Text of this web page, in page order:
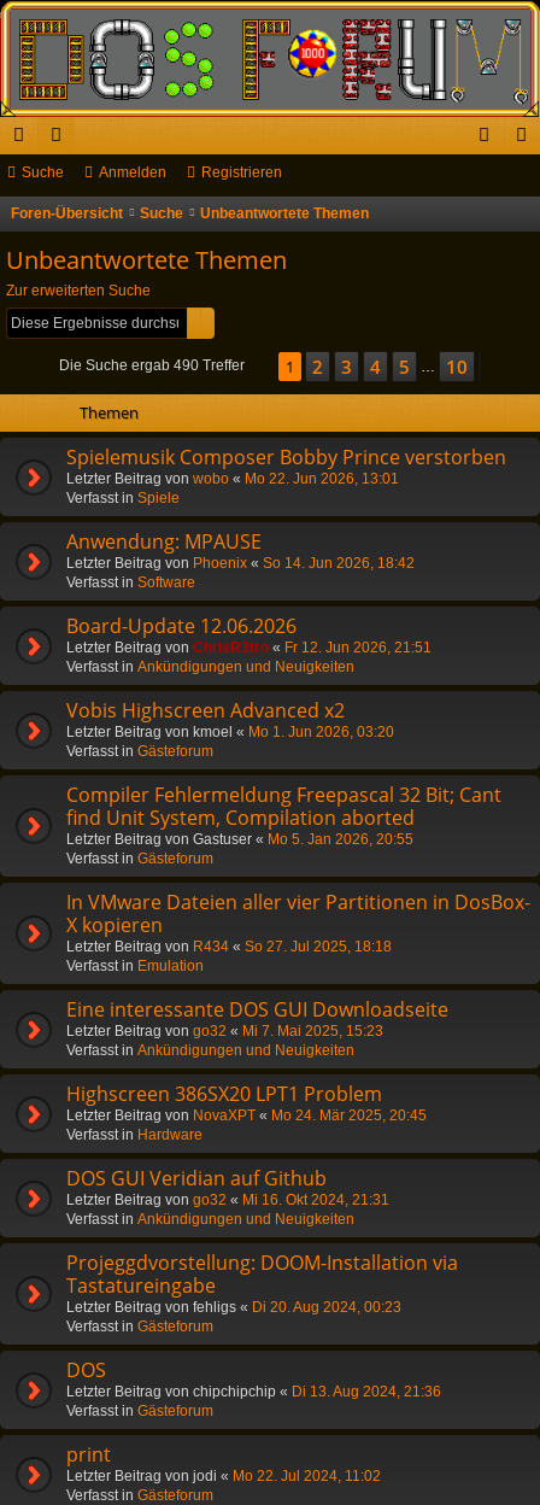
ch
ne
ug
riff
or
en
Suche Anmelden Registrieren
Foren-Übersicht Suche Unbeantwortete Themen
Unbeantwortete Themen
Zur erweiterten Suche
Die Suche ergab 490 Treffer Seite1 von 10
1 2 3 4 5 … 10
Themen
Spielemusik Composer Bobby Prince verstorben
Letzter Beitrag von wobo « Mo 22. Jun 2026, 13:01
Verfasst in Spiele
Anwendung: MPAUSE
Letzter Beitrag von Phoenix « So 14. Jun 2026, 18:42
Verfasst in Software
Board-Update 12.06.2026
Letzter Beitrag von ChrisR3tro « Fr 12. Jun 2026, 21:51
Verfasst in Ankündigungen und Neuigkeiten
Vobis Highscreen Advanced x2
Letzter Beitrag von kmoel « Mo 1. Jun 2026, 03:20
Verfasst in Gästeforum
Compiler Fehlermeldung Freepascal 32 Bit; Cant
find Unit System, Compilation aborted
Letzter Beitrag von Gastuser « Mo 5. Jan 2026, 20:55
Verfasst in Gästeforum
In VMware Dateien aller vier Partitionen in DosBox-
X kopieren
Letzter Beitrag von R434 « So 27. Jul 2025, 18:18
Verfasst in Emulation
Eine interessante DOS GUI Downloadseite
Letzter Beitrag von go32 « Mi 7. Mai 2025, 15:23
Verfasst in Ankündigungen und Neuigkeiten
Highscreen 386SX20 LPT1 Problem
Letzter Beitrag von NovaXPT « Mo 24. Mär 2025, 20:45
Verfasst in Hardware
DOS GUI Veridian auf Github
Letzter Beitrag von go32 « Mi 16. Okt 2024, 21:31
Verfasst in Ankündigungen und Neuigkeiten
Projeggdvorstellung: DOOM-Installation via
Tastatureingabe
Letzter Beitrag von fehligs « Di 20. Aug 2024, 00:23
Verfasst in Gästeforum
DOS
Letzter Beitrag von chipchipchip « Di 13. Aug 2024, 21:36
Verfasst in Gästeforum
print
Letzter Beitrag von jodi « Mo 22. Jul 2024, 11:02
Verfasst in Gästeforum